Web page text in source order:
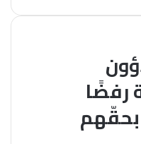
رفضًا